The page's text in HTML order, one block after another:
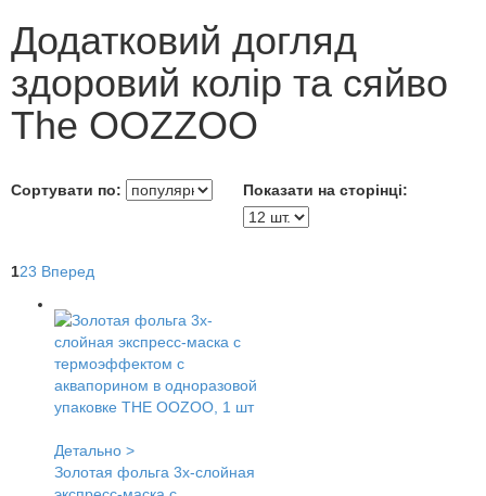
Додатковий догляд
здоровий колір та сяйво
The OOZZOO
Сортувати по: Показати на сторінці:
123 Вперед
Детально >
Золотая фольга 3х-слойная